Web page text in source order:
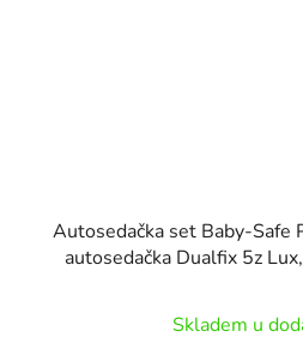
Autosedačka set Baby-Safe
autosedačka Dualfix 5z
Skladem u